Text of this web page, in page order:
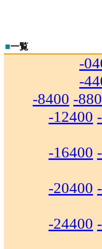
■一覧
-
-
-8400 -
-12400
-16400
-20400
-24400